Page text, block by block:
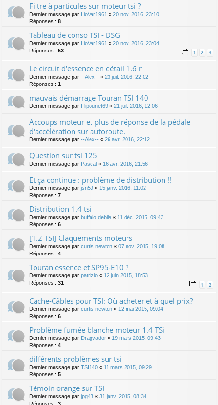
Filtre à particules sur moteur tsi ?
Dernier message par LioVar1961 « 20 nov. 2016, 23:10
Réponses : 8
Tableau de conso TSI - DSG
Dernier message par LioVar1961 « 20 nov. 2016, 23:04
Réponses : 53 1 2 3
Le circuit d'essence en détail 1.6 r
Dernier message par --Alex-- « 23 juil. 2016, 22:02
Réponses : 1
mauvais démarrage Touran TSI 140
Dernier message par Flipounet69 « 21 juil. 2016, 12:06
Accoups moteur et plus de réponse de la pédale
d'accélération sur autoroute.
Dernier message par --Alex-- « 26 avr. 2016, 22:12
Question sur tsi 125
Dernier message par Pascal « 16 avr. 2016, 21:56
Et ça continue : problème de distribution !!
Dernier message par jsn59 « 15 janv. 2016, 11:02
Réponses : 7
Distribution 1.4 tsi
Dernier message par buffalo debile « 11 déc. 2015, 09:43
Réponses : 6
[1.2 TSI] Claquements moteurs
Dernier message par curtis newton « 07 nov. 2015, 19:08
Réponses : 4
Touran essence et SP95-E10 ?
Dernier message par patrizio « 12 juin 2015, 18:53
Réponses : 31 1 2
Cache-Câbles pour TSI: Où acheter et à quel prix?
Dernier message par curtis newton « 12 mai 2015, 09:04
Réponses : 6
Problème fumée blanche moteur 1.4 TSi
Dernier message par Dragvador « 19 mars 2015, 09:43
Réponses : 4
différents problèmes sur tsi
Dernier message par TSI140 « 11 mars 2015, 09:29
Réponses : 5
Témoin orange sur TSI
Dernier message par jpg43 « 31 janv. 2015, 08:34
Réponses : 3